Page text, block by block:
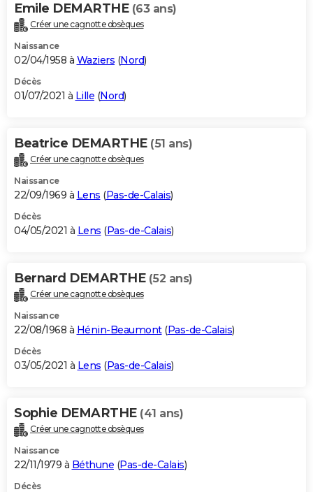
Emile DEMARTHE (63 ans)
Créer une cagnotte obsèques
Naissance
02/04/1958 à Waziers (Nord)
Décès
01/07/2021 à Lille (Nord)
Beatrice DEMARTHE (51 ans)
Créer une cagnotte obsèques
Naissance
22/09/1969 à Lens (Pas-de-Calais)
Décès
04/05/2021 à Lens (Pas-de-Calais)
Bernard DEMARTHE (52 ans)
Créer une cagnotte obsèques
Naissance
22/08/1968 à Hénin-Beaumont(Pas-de-Calais)
Décès
03/05/2021 à Lens (Pas-de-Calais)
Sophie DEMARTHE (41 ans)
Créer une cagnotte obsèques
Naissance
22/11/1979 à Béthune (Pas-de-Calais)
Décès